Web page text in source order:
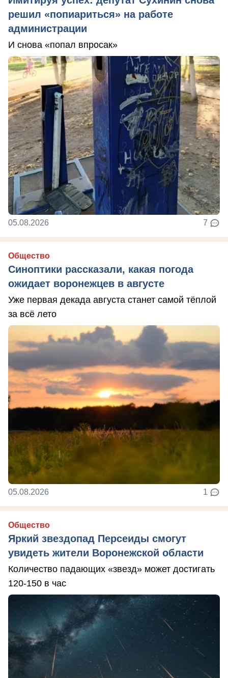
решил «попиариться» на работе
администрации
И снова «попал впросак»
05.08.2026 7
Общество
Синоптики рассказали, какая погода
ожидает воронежцев в августе
Уже первая декада августа станет самой тёплой
за всё лето
05.08.2026 1
Общество
Яркий звездопад Персеиды смогут
увидеть жители Воронежской области
Количество падающих «звезд» может достигать
120-150 в час